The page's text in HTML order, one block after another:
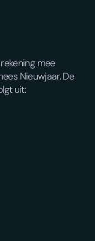
mee
Nieuwjaar. De
uit: